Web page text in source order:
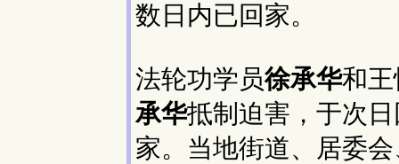
数日内已回家。
法轮功学员徐承华和
承华抵制迫害，于次
家。当地街道、居委